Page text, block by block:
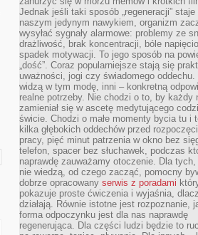
Jednak jeśli taki sposób „regeneracji” staje
naszym jedynym nawykiem, organizm
wysyłać sygnały alarmowe: problemy ze
drażliwość, brak koncentracji, bóle
spadek motywacji. To jego sposób na
„dość”. Coraz popularniejsze stają się
uważności, jogi czy świadomego oddechu.
widzą w tym modę, inni – konkretną
realne potrzeby. Nie chodzi o to, by każdy
zamieniał się w ascetę medytującego
świcie. Chodzi o małe momenty bycia tu i
kilka głębokich oddechów przed
pracy, pięć minut patrzenia w okno bez
telefon, spacer bez słuchawek, podczas
naprawdę zauważamy otoczenie. Dla
nie wiedzą, od czego zacząć, pomocny
dobrze opracowany serwis z poradami
pokazuje proste ćwiczenia i wyjaśnia,
działają. Równie istotne jest rozpoznanie,
forma odpoczynku jest dla nas naprawdę
regenerująca. Dla części ludzi będzie to